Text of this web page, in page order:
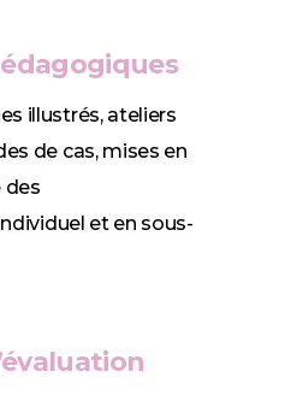
illustrés, ateliers
de cas, mises en
des
et en sous-